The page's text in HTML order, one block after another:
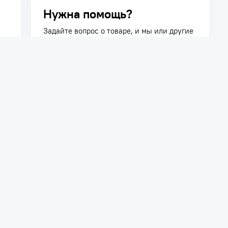
Нужна помощь?
Задайте вопрос о товаре, и мы или другие